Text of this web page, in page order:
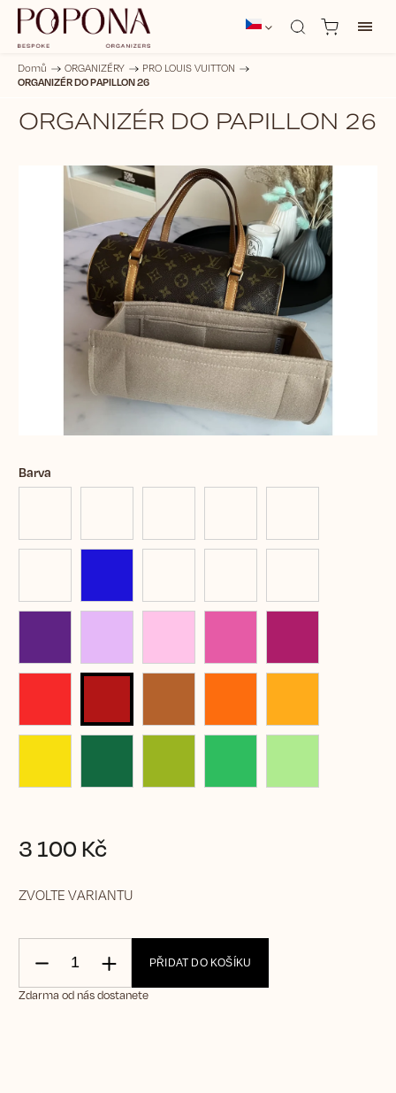
Domů / ORGANIZÉRY / PRO LOUIS VUITTON /
ORGANIZÉR DO PAPILLON 26
ORGANIZÉR DO PAPILLON 26
Barva
3 100 Kč
ZVOLTE VARIANTU
PŘIDAT DO KOŠÍKU
Zdarma od nás dostanete